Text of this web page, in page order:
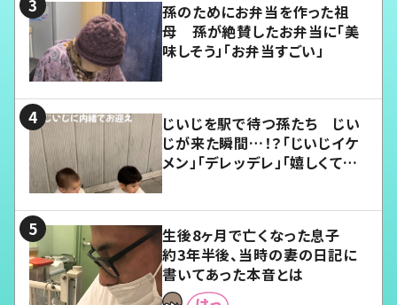
孫のためにお弁当を作った祖
母 孫が絶賛したお弁当に「美
味しそう」「お弁当すごい」
じいじを駅で待つ孫たち じい
じが来た瞬間…！？「じいじイケ
メン」「デレッデレ」「嬉しくて可
生後8ヶ月で亡くなった息子
約3年半後、当時の妻の日記に
書いてあった本音とは